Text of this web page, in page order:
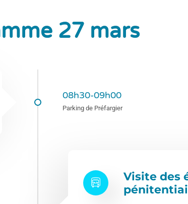
27 mars
08h30-09h00
Parking de Préfargier
Visite des